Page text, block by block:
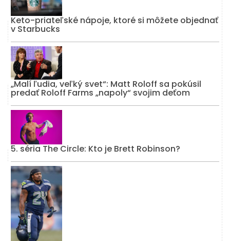
Keto-priateľské nápoje, ktoré si môžete objednať
v Starbucks
„Malí ľudia, veľký svet“: Matt Roloff sa pokúsil
predať Roloff Farms „napoly“ svojim deťom
5. séria The Circle: Kto je Brett Robinson?